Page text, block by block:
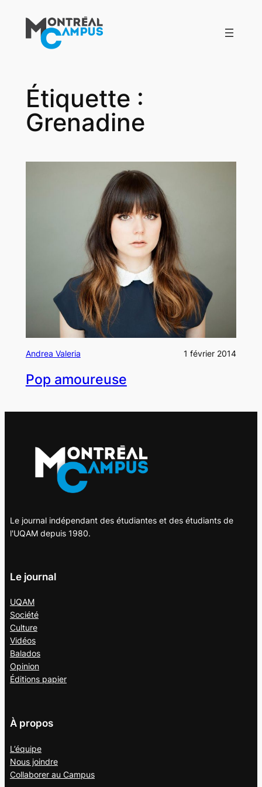
contenu
Étiquette :
Grenadine
Andrea Valeria 1 février 2014
Pop amoureuse
Le journal indépendant des étudiantes et des étudiants de
l'UQAM depuis 1980.
Le journal
UQAM
Société
Culture
Vidéos
Balados
Opinion
Éditions papier
À propos
L’équipe
Nous joindre
Collaborer au Campus